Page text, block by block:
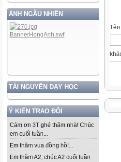
ẢNH NGẪU NHIÊN
TÀI NGUYÊN DẠY HỌC
Ý KIẾN TRAO ĐỔI
Cám ơn 3T ghé thăm nhà! Chúc
em cuối tuần...
Em thăm vua đồng hồ!...
Em thăm A2, chúc A2 cuối tuần